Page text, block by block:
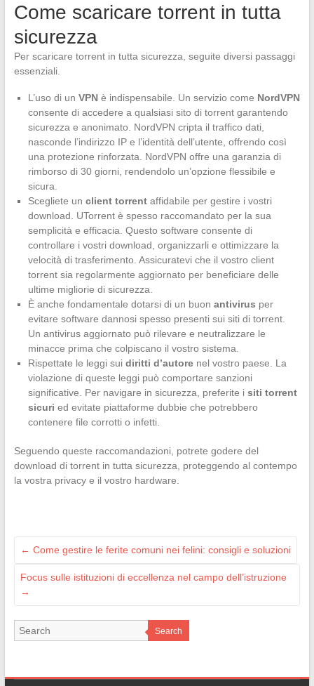
Come scaricare torrent in tutta
sicurezza
Per scaricare torrent in tutta sicurezza, seguite diversi passaggi
essenziali.
L’uso di un VPNè indispensabile. Un servizio come NordVPN
consente di accedere a qualsiasi sito di torrent garantendo
sicurezza e anonimato. NordVPN cripta il traffico dati,
nasconde l’indirizzo IP e l’identità dell’utente, offrendo così
una protezione rinforzata. NordVPN offre una garanzia di
rimborso di 30 giorni, rendendolo un’opzione flessibile e
sicura.
Scegliete un client torrentaffidabile per gestire i vostri
download. UTorrent è spesso raccomandato per la sua
semplicità e efficacia. Questo software consente di
controllare i vostri download, organizzarli e ottimizzare la
velocità di trasferimento. Assicuratevi che il vostro client
torrent sia regolarmente aggiornato per beneficiare delle
ultime migliorie di sicurezza.
È anche fondamentale dotarsi di un buon antivirus per
evitare software dannosi spesso presenti sui siti di torrent.
Un antivirus aggiornato può rilevare e neutralizzare le
minacce prima che colpiscano il vostro sistema.
Rispettate le leggi sui diritti d’autorenel vostro paese. La
violazione di queste leggi può comportare sanzioni
significative. Per navigare in sicurezza, preferite i siti torrent
sicuri ed evitate piattaforme dubbie che potrebbero
contenere file corrotti o infetti.
Seguendo queste raccomandazioni, potrete godere del
download di torrent in tutta sicurezza, proteggendo al contempo
la vostra privacy e il vostro hardware.
← Come gestire le ferite comuni nei felini: consigli e soluzioni
Focus sulle istituzioni di eccellenza nel campo dell’istruzione
→
Search